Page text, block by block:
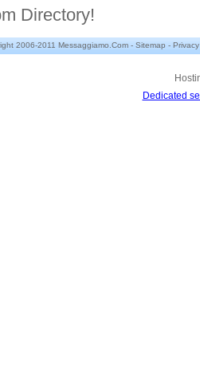
Directory!
2006-2011 Messaggiamo.Com - Sitemap - Privacy
Dedicated